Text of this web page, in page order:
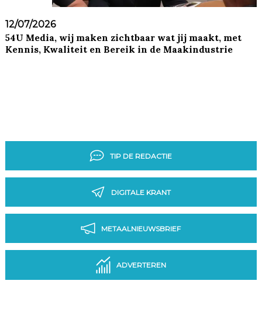
12/07/2026
54U Media, wij maken zichtbaar wat jij maakt, met
Kennis, Kwaliteit en Bereik in de Maakindustrie
TIP DE REDACTIE
DIGITALE KRANT
METAALNIEUWSBRIEF
ADVERTEREN